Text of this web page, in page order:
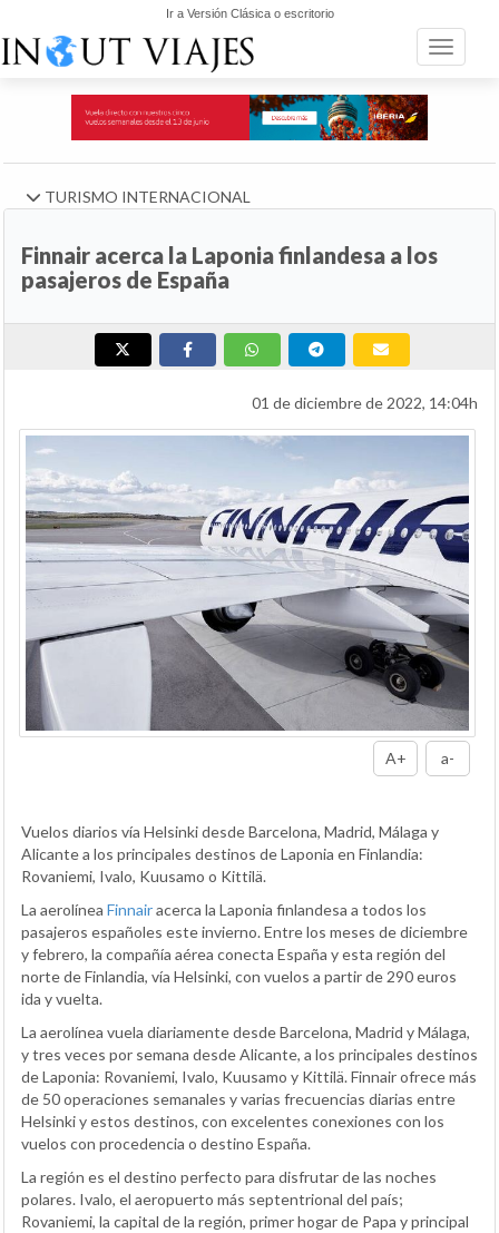
Ir a Versión Clásica o escritorio
Toggle
TURISMO INTERNACIONAL
Finnair acerca la Laponia finlandesa a los
pasajeros de España
01 de diciembre de 2022, 14:04h
A+ a-
Vuelos diarios vía Helsinki desde Barcelona, Madrid, Málaga y
Alicante a los principales destinos de Laponia en Finlandia:
Rovaniemi, Ivalo, Kuusamo o Kittilä.
La aerolínea Finnairacerca la Laponia finlandesa a todos los
pasajeros españoles este invierno. Entre los meses de diciembre
y febrero, la compañía aérea conecta España y esta región del
norte de Finlandia, vía Helsinki, con vuelos a partir de 290 euros
ida y vuelta.
La aerolínea vuela diariamente desde Barcelona, Madrid y Málaga,
y tres veces por semana desde Alicante, a los principales destinos
de Laponia: Rovaniemi, Ivalo, Kuusamo y Kittilä. Finnair ofrece más
de 50 operaciones semanales y varias frecuencias diarias entre
Helsinki y estos destinos, con excelentes conexiones con los
vuelos con procedencia o destino España.
La región es el destino perfecto para disfrutar de las noches
polares. Ivalo, el aeropuerto más septentrional del país;
Rovaniemi, la capital de la región, primer hogar de Papa y principal